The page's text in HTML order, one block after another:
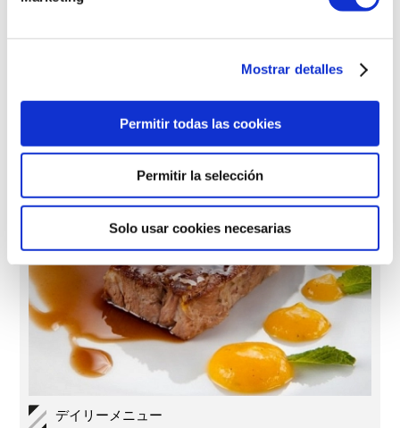
Mostrar detalles
Permitir todas las cookies
Permitir la selección
Solo usar cookies necesarias
YOGUR
デイリーメニュー